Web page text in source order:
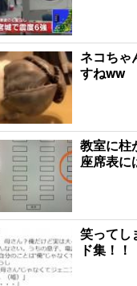
ネコちゃ
すねww
教室に柱
座席表
笑ってし
ド集！！